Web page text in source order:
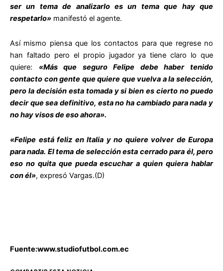
ser un tema de analizarlo es un tema que hay que
respetarlo» manifestó el agente.
Así mismo piensa que los contactos para que regrese no
han faltado pero el propio jugador ya tiene claro lo que
quiere: «Más que seguro Felipe debe haber tenido
contacto con gente que quiere que vuelva a la selección,
pero la decisión esta tomada y si bien es cierto no puedo
decir que sea definitivo, esta no ha cambiado para nada y
no hay visos de eso ahora».
«Felipe está feliz en Italia y no quiere volver de Europa
para nada. El tema de selección esta cerrado para él, pero
eso no quita que pueda escuchar a quien quiera hablar
con él», expresó Vargas.(D)
Fuente:www.studiofutbol.com.ec